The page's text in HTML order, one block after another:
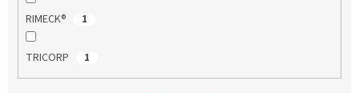
RIMECK® 1
TRICORP 1